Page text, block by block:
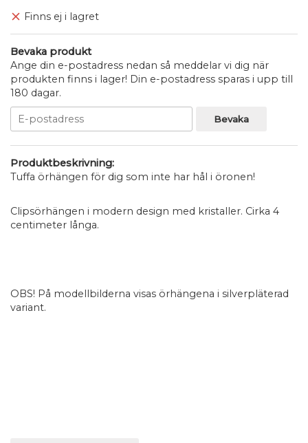
Finns ej i lagret
Bevaka produkt
Ange din e-postadress nedan så meddelar vi dig när
produkten finns i lager! Din e-postadress sparas i upp till
180 dagar.
Bevaka
Produktbeskrivning:
Tuffa örhängen för dig som inte har hål i öronen!
Clipsörhängen i modern design med kristaller. Cirka 4
centimeter långa.
OBS! På modellbilderna visas örhängena i silverpläterad
variant.